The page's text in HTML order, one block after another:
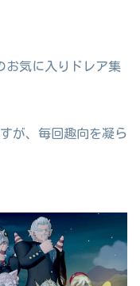
お気に入りドレア集
が、毎回趣向を凝ら